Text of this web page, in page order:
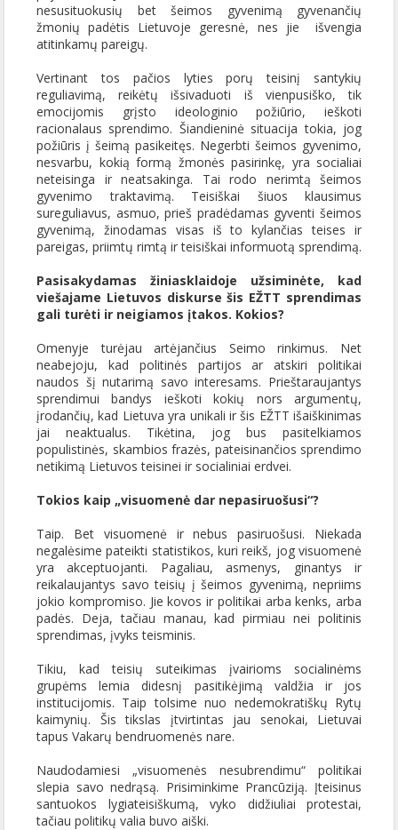
nesusituokusių bet šeimos gyvenimą gyvenančių
žmonių padėtis Lietuvoje geresnė, nes jie išvengia
atitinkamų pareigų.
Vertinant tos pačios lyties porų teisinį santykių
reguliavimą, reikėtų išsivaduoti iš vienpusiško, tik
emocijomis grįsto ideologinio požiūrio, ieškoti
racionalaus sprendimo. Šiandieninė situacija tokia, jog
požiūris į šeimą pasikeitęs. Negerbti šeimos gyvenimo,
nesvarbu, kokią formą žmonės pasirinkę, yra socialiai
neteisinga ir neatsakinga. Tai rodo nerimtą šeimos
gyvenimo traktavimą. Teisiškai šiuos klausimus
sureguliavus, asmuo, prieš pradėdamas gyventi šeimos
gyvenimą, žinodamas visas iš to kylančias teises ir
pareigas, priimtų rimtą ir teisiškai informuotą sprendimą.
Pasisakydamas žiniasklaidoje užsiminėte, kad
viešajame Lietuvos diskurse šis EŽTT sprendimas
gali turėti ir neigiamos įtakos. Kokios?
Omenyje turėjau artėjančius Seimo rinkimus. Net
neabejoju, kad politinės partijos ar atskiri politikai
naudos šį nutarimą savo interesams. Prieštaraujantys
sprendimui bandys ieškoti kokių nors argumentų,
įrodančių, kad Lietuva yra unikali ir šis EŽTT išaiškinimas
jai neaktualus. Tikėtina, jog bus pasitelkiamos
populistinės, skambios frazės, pateisinančios sprendimo
netikimą Lietuvos teisinei ir socialiniai erdvei.
Tokios kaip „visuomenė dar nepasiruošusi“?
Taip. Bet visuomenė ir nebus pasiruošusi. Niekada
negalėsime pateikti statistikos, kuri reikš, jog visuomenė
yra akceptuojanti. Pagaliau, asmenys, ginantys ir
reikalaujantys savo teisių į šeimos gyvenimą, nepriims
jokio kompromiso. Jie kovos ir politikai arba kenks, arba
padės. Deja, tačiau manau, kad pirmiau nei politinis
sprendimas, įvyks teisminis.
Tikiu, kad teisių suteikimas įvairioms socialinėms
grupėms lemia didesnį pasitikėjimą valdžia ir jos
institucijomis. Taip tolsime nuo nedemokratiškų Rytų
kaimynių. Šis tikslas įtvirtintas jau senokai, Lietuvai
tapus Vakarų bendruomenės nare.
Naudodamiesi „visuomenės nesubrendimu“ politikai
slepia savo nedrąsą. Prisiminkime Prancūziją. Įteisinus
santuokos lygiateisiškumą, vyko didžiuliai protestai,
tačiau politikų valia buvo aiški.